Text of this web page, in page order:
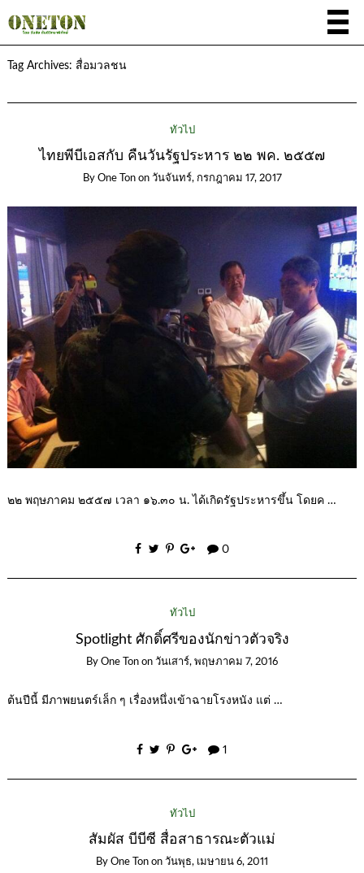
Tag Archives: สื่อมวลชน
ทั่วไป
ไทยพีบีเอสกับ คืนวันรัฐประหาร ๒๒ พค. ๒๕๕๗
By One Ton on วันจันทร์, กรกฎาคม 17, 2017
๒๒ พฤษภาคม ๒๕๕๗ เวลา ๑๖.๓๐ น. ได้เกิดรัฐประหารขึ้น โดยค …
0
ทั่วไป
Spotlight ศักดิ์ศรีของนักข่าวตัวจริง
By One Ton on วันเสาร์, พฤษภาคม 7, 2016
ต้นปีนี้ มีภาพยนตร์เล็ก ๆ เรื่องหนึ่งเข้าฉายโรงหนัง แต่ …
1
ทั่วไป
สัมผัส บีบีซี สื่อสาธารณะตัวแม่
By One Ton on วันพุธ, เมษายน 6, 2011